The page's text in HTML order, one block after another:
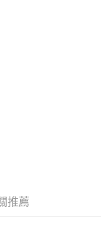
式。 讓您購物簡單
。
推薦